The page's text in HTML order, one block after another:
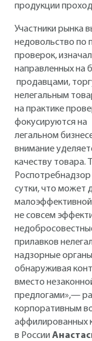
продукции
Участники рынка
недовольство по
проверок,
направленных на
продавцами,
нелегальным
на практике
фокусируются на
легальном
внимание
качеству товара.
сутки, что может
не совсем
прилавков
надзорные
обнаруживая
вместо
предлогами»,—
корпоративным
аффилированных
в России